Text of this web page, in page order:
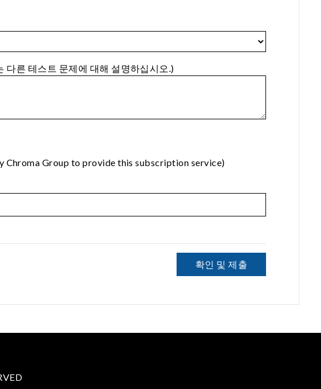
다른 테스트 문제에 대해 설명하십시오.)
Chroma Group to provide this subscription service)
확인 및 제출